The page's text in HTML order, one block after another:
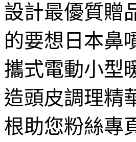
設計最優質贈
的要想日本鼻
攜式電動小型
造頭皮調理精
根助您粉絲專